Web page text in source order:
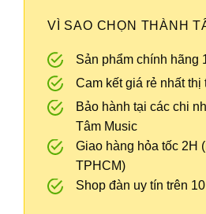
VÌ SAO CHỌN THÀNH
Sản phẩm chính hãng
Cam kết giá rẻ nhất thị
Bảo hành tại các chi
Tâm Music
Giao hàng hỏa tốc 2H
TPHCM)
Shop đàn uy tín trên